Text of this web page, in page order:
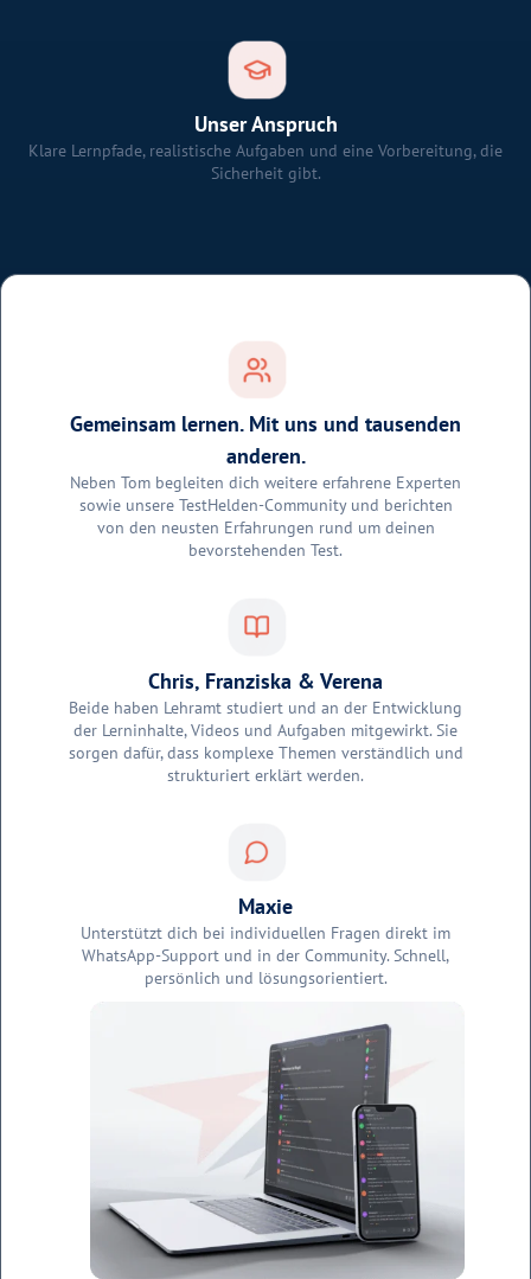
Unser Anspruch
Klare Lernpfade, realistische Aufgaben und eine Vorbereitung, die
Sicherheit gibt.
Gemeinsam lernen. Mit uns und tausenden
anderen.
Neben Tom begleiten dich weitere erfahrene Experten
sowie unsere TestHelden-Community und berichten
von den neusten Erfahrungen rund um deinen
bevorstehenden Test.
Chris, Franziska & Verena
Beide haben Lehramt studiert und an der Entwicklung
der Lerninhalte, Videos und Aufgaben mitgewirkt. Sie
sorgen dafür, dass komplexe Themen verständlich und
strukturiert erklärt werden.
Maxie
Unterstützt dich bei individuellen Fragen direkt im
WhatsApp-Support und in der Community. Schnell,
persönlich und lösungsorientiert.